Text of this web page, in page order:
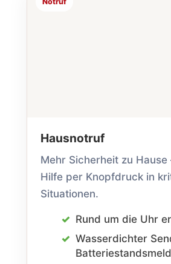
Haus­notruf
Mehr Sicherheit zu Hause
Hilfe per Knopfdruck in
Situationen.
Rund um die Uhr
Wasserdichter